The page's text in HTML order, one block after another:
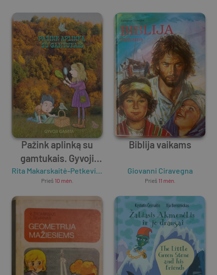
Pažink aplinką su
gamtukais. Gyvoji
gamta
Prieš 10 mėn.
Biblija vaikams
Giovanni Ciravegna
Prieš 11 mėn.